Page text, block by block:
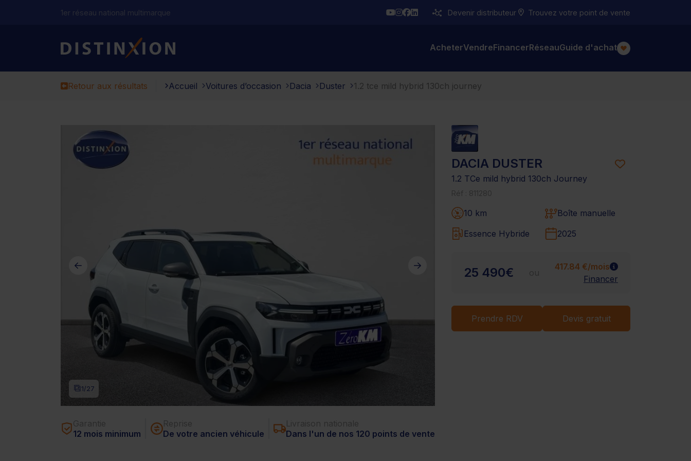
1er réseau national multimarque YouTube
Instagram
Facebook
LinkedinDevenir distributeur Trouvez votre point de vente
Distinxion AcheterVendreFinancerRéseauGuide d'achat
Retour aux résultats Accueil Voitures d’occasion Dacia Duster 1.2 tce mild hybrid 130ch journey
DACIA DUSTER
1.2 TCe mild hybrid 130ch Journey
10 km
Boîte manuelle
Essence Hybride
2025
25 490€
417.84 €/mois
Financer
Prendre RDV Devis gratuit
1/27
12 mois minimum
De votre ancien véhicule
Dans l'un de nos 120 points de vente